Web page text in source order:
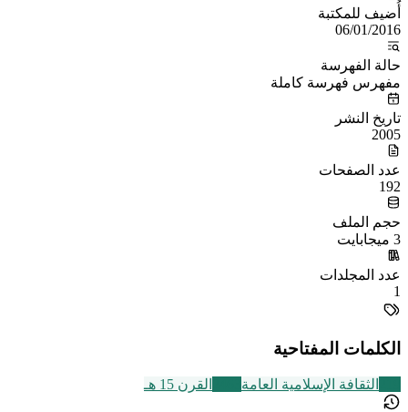
أُضيف للمكتبة
06/01/2016
حالة الفهرسة
مفهرس فهرسة كاملة
تاريخ النشر
2005
عدد الصفحات
192
حجم الملف
3 ميجابايت
عدد المجلدات
1
الكلمات المفتاحية
الثقافة الإسلامية العامة القرن 15 هـ